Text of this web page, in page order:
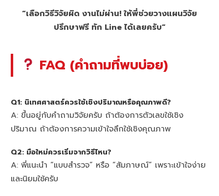
“เลือกวิธีวิจัยผิด งานไม่ผ่าน! ให้พี่ช่วยวางแผนวิจัย
ปรึกษาฟรี ทัก Line ได้เลยครับ”
FAQ (คำถามที่พบบ่อย)
Q1: นิเทศศาสตร์ควรใช้เชิงปริมาณหรือคุณภาพดี?
A: ขึ้นอยู่กับคำถามวิจัยครับ ถ้าต้องการตัวเลขใช้เชิง
ปริมาณ ถ้าต้องการความเข้าใจลึกใช้เชิงคุณภาพ
Q2: มือใหม่ควรเริ่มจากวิธีไหน?
A: พี่แนะนำ “แบบสำรวจ” หรือ “สัมภาษณ์” เพราะเข้าใจง่าย
และนิยมใช้ครับ